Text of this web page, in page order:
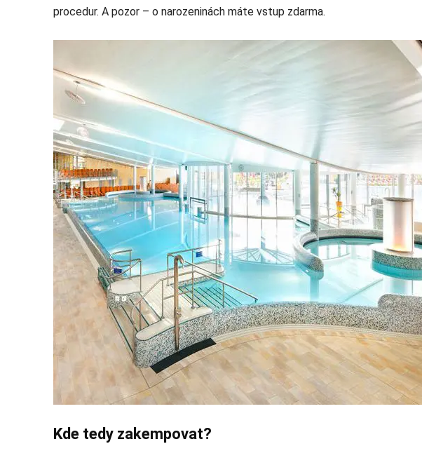
procedur. A pozor – o narozeninách máte vstup zdarma.
Kde tedy zakempovat?